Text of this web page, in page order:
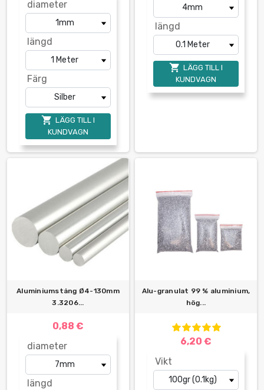
diameter
längd
Färg
 LÄGG TILL I
KUNDVAGN
längd
 LÄGG TILL I
KUNDVAGN
Aluminiumstång Ø4-130mm
3.3206...
0,88 €
diameter
längd
Alu-granulat 99 % aluminium,
hög...
6,20 €
Vikt